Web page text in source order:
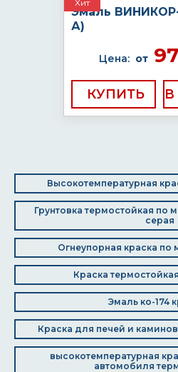
Хит
Эмаль
А)
Цена: от
КУПИТЬ
Высокотемпературная
Грунтовка термостойкая по
серая
Огнеупорная краска по
Краска
Эмаль ко-174
Краска для печей и
высокотемпературная
автомобиля